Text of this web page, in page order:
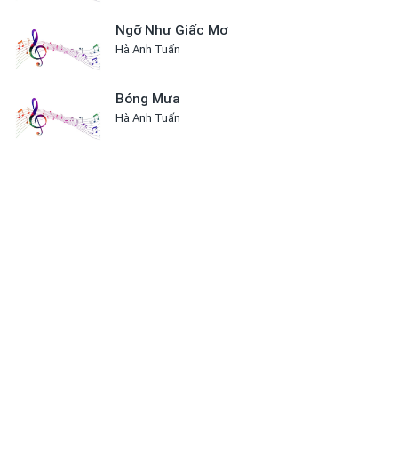
Ngỡ Như Giấc Mơ
Hà Anh Tuấn
Bóng Mưa
Hà Anh Tuấn